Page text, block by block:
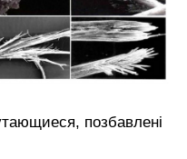
позбавлені